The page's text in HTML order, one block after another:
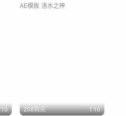
AE模板 洛水之神
208购买 1'10